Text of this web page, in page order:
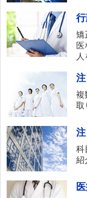
矯
人
複
取
科
紹